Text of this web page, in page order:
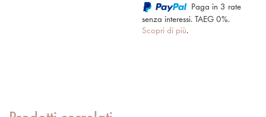
Paga in 3 rate
senza interessi. TAEG 0%.
Scopri di più.